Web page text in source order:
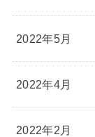
2022年5月
2022年4月
2022年2月